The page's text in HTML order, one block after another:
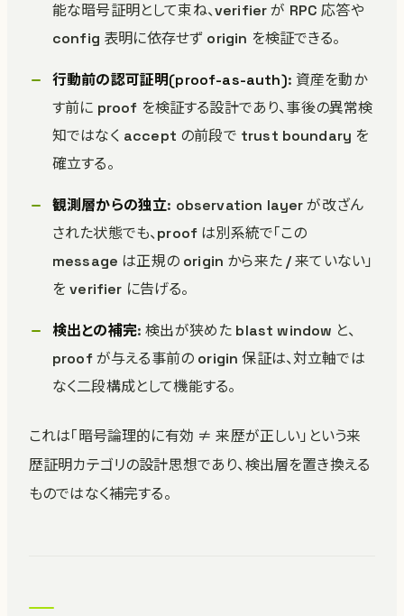
能な暗号証明として束ね、verifier が RPC 応答や
config 表明に依存せず origin を検証できる。
行動前の認可証明(proof-as-auth): 資産を動か
す前に proof を検証する設計であり、事後の異常検
知ではなく accept の前段で trust boundary を
確立する。
観測層からの独立: observation layer が改ざん
された状態でも、proof は別系統で「この
message は正規の origin から来た / 来ていない」
を verifier に告げる。
検出との補完: 検出が狭めた blast window と、
proof が与える事前の origin 保証は、対立軸では
なく二段構成として機能する。
これは「暗号論理的に有効 ≠ 来歴が正しい」という来
歴証明カテゴリの設計思想であり、検出層を置き換える
ものではなく補完する。